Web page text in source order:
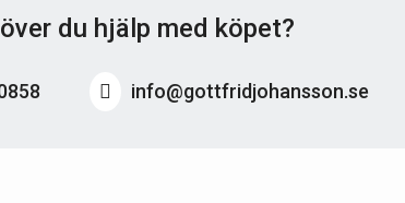
du hjälp med köpet?
info@gottfridjohansson.se